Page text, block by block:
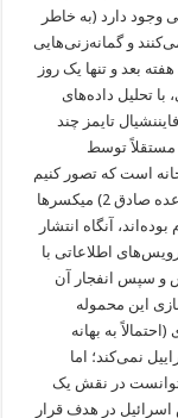
وجود دارد (به خاطر
و گمانه‌زنی‌هایی
بعد و تنها یک روز
تحلیل داده‌های
تایمز چند
مستقلاً توسط
است که تصور کنیم
وقتی در پاسخ به آخرین دور عملیات آشکار طرفین ‌(وعده صادق 2) میکسرها
آنگاه انتشار
اطلاعاتی با
و سپس انفجار آن
این محموله
به بهانه
نمی‌کند؛ اما
در نقش یک
در هدف قرار